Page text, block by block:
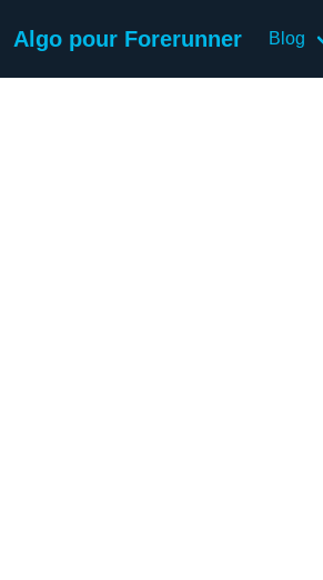
Algo pour Forerunner Blog